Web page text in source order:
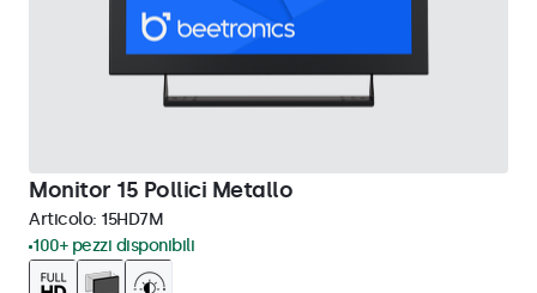
Monitor 15 Pollici Metallo
Articolo: 15HD7M
100+ pezzi disponibili